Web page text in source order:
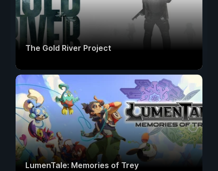
The Gold River Project
LumenTale: Memories of Trey